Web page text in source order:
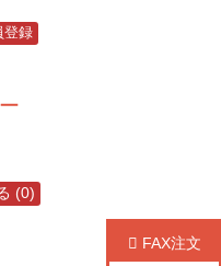
登録
(0)
FAX注文